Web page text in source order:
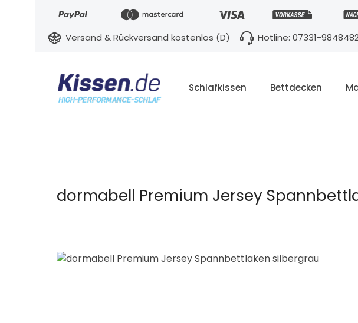
Zur Hauptnavigation springen
Versand & Rückversand kostenlos (D) Hotline: 07331-
Schlafkissen Bettdecken
dormabell Premium Jersey
Bildergalerie überspringen